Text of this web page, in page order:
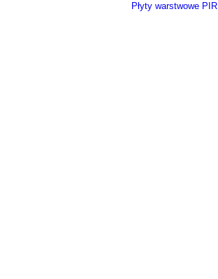
Płyty warstwowe PIR